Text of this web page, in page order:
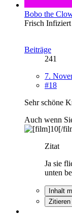
Bobo the
Frisch Infiziert
Beiträge
241
7.
#18
Sehr schöne
Auch wenn
Zitat
Ja sie
unten
Inhalt
Zitieren